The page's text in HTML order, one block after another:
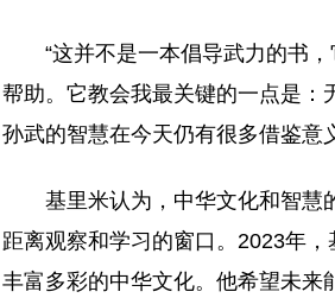
“这并不是一本倡导武力的书
帮助。它教会我最关键的一点是：
孙武的智慧在今天仍有很多借鉴意
基里米认为，中华文化和智慧
距离观察和学习的窗口。2023年
丰富多彩的中华文化。他希望未来